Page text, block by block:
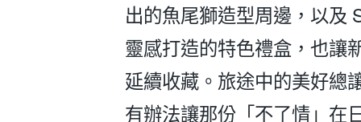
出的魚尾獅造型周邊，以及
靈感打造的特色禮盒，也讓
延續收藏。旅途中的美好總
有辦法讓那份「不了情」在